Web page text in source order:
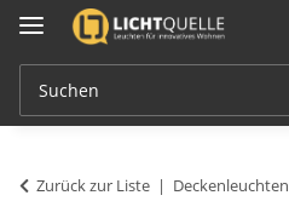
Zurück zur Liste Deckenleuchten